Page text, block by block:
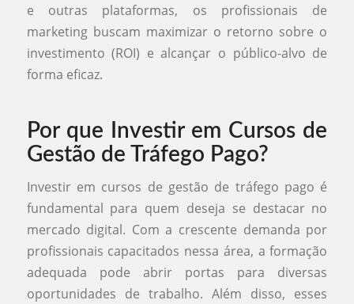
e outras plataformas, os profissionais de
marketing buscam maximizar o retorno sobre o
investimento (ROI) e alcançar o público-alvo de
forma eficaz.
Por que Investir em Cursos de
Gestão de Tráfego Pago?
Investir em cursos de gestão de tráfego pago é
fundamental para quem deseja se destacar no
mercado digital. Com a crescente demanda por
profissionais capacitados nessa área, a formação
adequada pode abrir portas para diversas
oportunidades de trabalho. Além disso, esses